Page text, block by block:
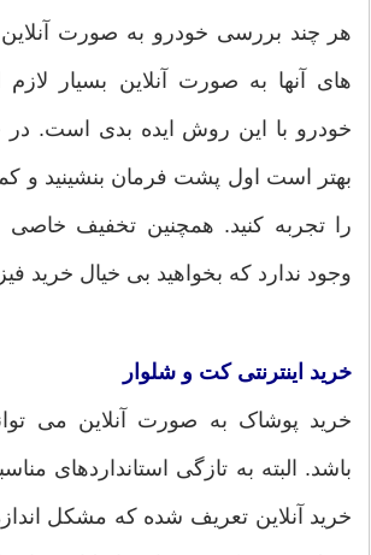
هر چند بررسی خودرو به صورت
های آنها به صورت آنلاین بسیار
خودرو با این روش ایده بدی است. در
بهتر است اول پشت فرمان بنشینید و
را تجربه کنید. همچنین تخفیف
وجود ندارد که بخواهید بی خیال خرید
خرید اینترنتی کت و شلوار
خرید پوشاک به صورت آنلاین می
باشد. البته به تازگی استانداردهای
خرید آنلاین تعریف شده که مشکل